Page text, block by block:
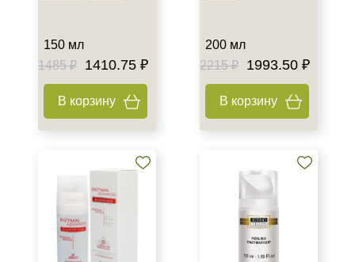
150 мл
1485 ₽
1410.75 ₽
В корзину
200 мл
2215 ₽
1993.50 ₽
В корзину